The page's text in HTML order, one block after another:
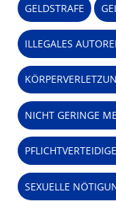
GELDSTRAFE
ILLEGALES
NICHT GERINGE
SEXUELLE